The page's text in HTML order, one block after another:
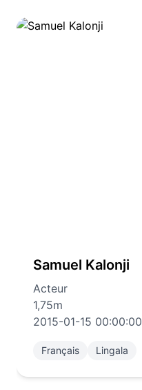
Samuel Kalonji
Acteur
1,75m
2015-01-15 00:00:00
Français Lingala